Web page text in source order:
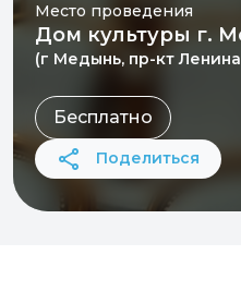
Место проведения
Дом культуры г.
(г Медынь, пр-кт
Бесплатно
Поделиться